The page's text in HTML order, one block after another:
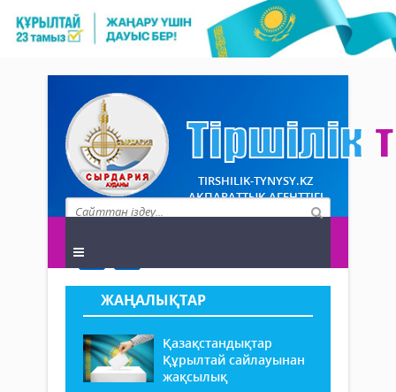
TIRSHILIK-TYNYSY.KZ
АҚПАРАТТЫҚ АГЕНТТІГІ
ЖАҢАЛЫҚТАР
Қазақстандықтар
Құрылтай сайлауынан
жақсылық